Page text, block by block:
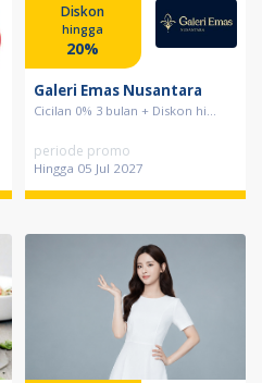
Diskon
hingga
20%
Galeri Emas Nusantara
Cicilan 0% 3 bulan + Diskon hi...
periode promo
Hingga 05 Jul 2027